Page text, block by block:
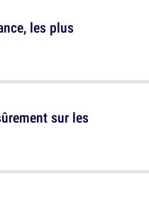
sur les
les plus